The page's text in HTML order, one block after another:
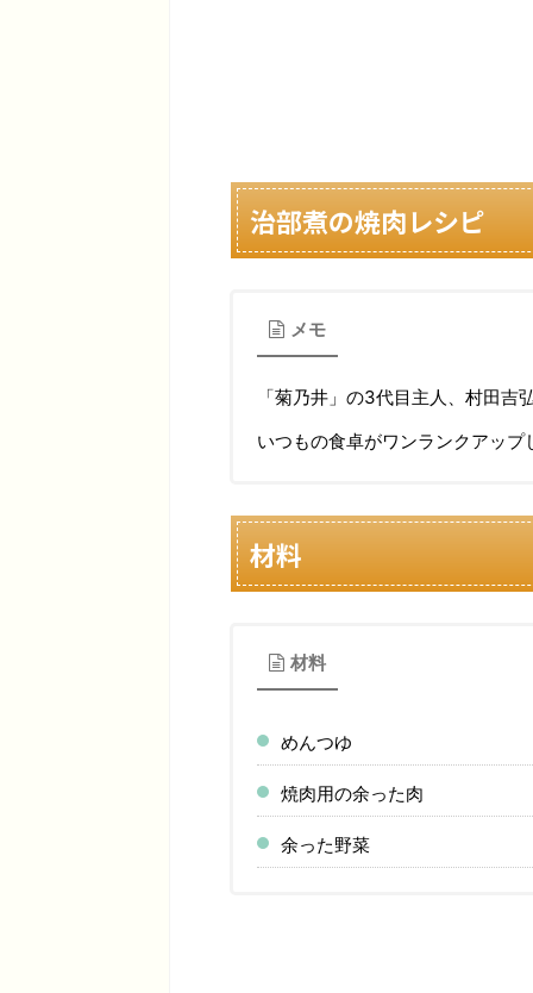
治部煮の焼肉レシピ
メモ
「菊乃井」の3代目主人、村田吉
いつもの食卓がワンランクアップ
材料
材料
めんつゆ
焼肉用の余った肉
余った野菜